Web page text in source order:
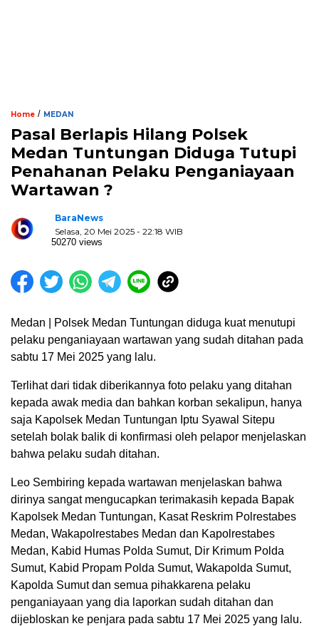
Home / MEDAN
Pasal Berlapis Hilang Polsek
Medan Tuntungan Diduga Tutupi
Penahanan Pelaku Penganiayaan
Wartawan ?
BaraNews
Selasa, 20 Mei 2025 - 22:18 WIB
50270 views
Medan | Polsek Medan Tuntungan diduga kuat menutupi
pelaku penganiayaan wartawan yang sudah ditahan pada
sabtu 17 Mei 2025 yang lalu.
Terlihat dari tidak diberikannya foto pelaku yang ditahan
kepada awak media dan bahkan korban sekalipun, hanya
saja Kapolsek Medan Tuntungan Iptu Syawal Sitepu
setelah bolak balik di konfirmasi oleh pelapor menjelaskan
bahwa pelaku sudah ditahan.
Leo Sembiring kepada wartawan menjelaskan bahwa
dirinya sangat mengucapkan terimakasih kepada Bapak
Kapolsek Medan Tuntungan, Kasat Reskrim Polrestabes
Medan, Wakapolrestabes Medan dan Kapolrestabes
Medan, Kabid Humas Polda Sumut, Dir Krimum Polda
Sumut, Kabid Propam Polda Sumut, Wakapolda Sumut,
Kapolda Sumut dan semua pihakkarena pelaku
penganiayaan yang dia laporkan sudah ditahan dan
dijebloskan ke penjara pada sabtu 17 Mei 2025 yang lalu.